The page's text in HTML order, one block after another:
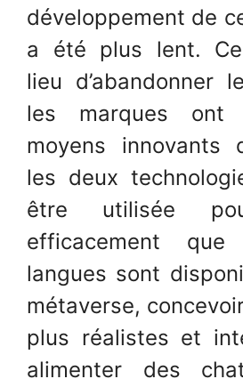
développement de
a été plus lent.
lieu d’abandonner
les marques ont
moyens innovants
les deux
être utilisée
efficacement
langues sont
métaverse,
plus réalistes et
alimenter des